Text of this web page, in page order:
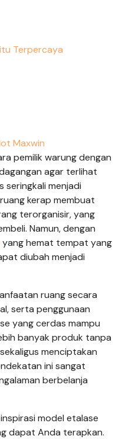
Terpercaya
Maxwin
pemilik warung dengan
agar terlihat
seringkali menjadi
kerap membuat
terorganisir, yang
Namun, dengan
yang hemat tempat yang
diubah menjadi
ruang secara
serta penggunaan
yang cerdas mampu
banyak produk tanpa
menciptakan
ini sangat
berbelanja
model etalase
dapat Anda terapkan.